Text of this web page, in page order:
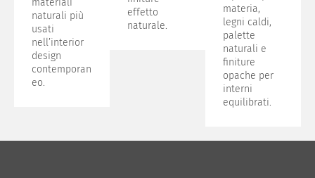
materiali
naturali più
usati
nell’interior
design
contemporan
eo.
effetto
naturale.
materia,
legni caldi,
palette
naturali e
finiture
opache per
interni
equilibrati.